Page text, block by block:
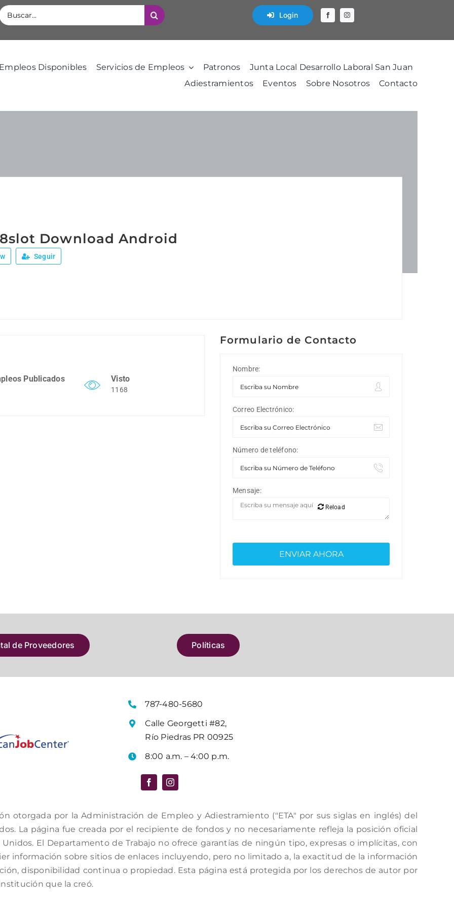
Login
Empleos Disponibles Servicios de Empleos Patronos
Junta Local Desarrollo Laboral San Juan
Adiestramientos
Eventos Sobre Nosotros Contacto
Download Android
Seguir
Publicados Visto
1168
Formulario de Contacto
Nombre:
Correo Electrónico:
Número de teléfono:
Mensaje:
Reload
de Proveedores Políticas
787-480-5680
Calle Georgetti #82,
Río Piedras PR 00925
8:00 a.m. – 4:00 p.m.
otorgada por la Administración de Empleo y Adiestramiento ("ETA" por sus siglas en inglés) del
La página fue creada por el recipiente de fondos y no necesariamente refleja la posición oficial
El Departamento de Trabajo no ofrece garantías de ningún tipo, expresas o implícitas, con
información sobre sitios de enlaces incluyendo, pero no limitado a, la exactitud de la información
disponibilidad continua o propiedad. Esta página está protegida por los derechos de autor por
que la creó.